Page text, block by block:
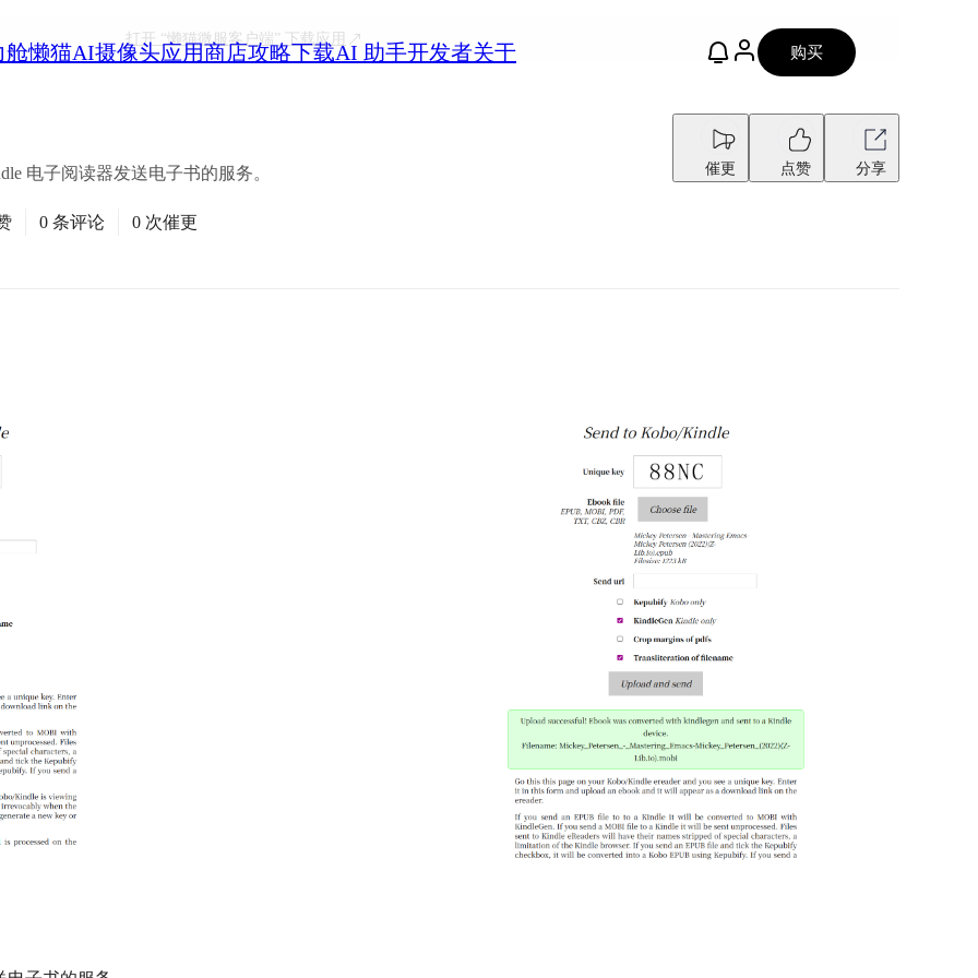
舱懒猫AI摄像头应用商店攻略下载AI 助手开发者关于 购买
打开 “懒猫微服客户端”下载应用
电子阅读器发送电子书的服务。 催更 点赞 分享
0 条评论 0 次催更